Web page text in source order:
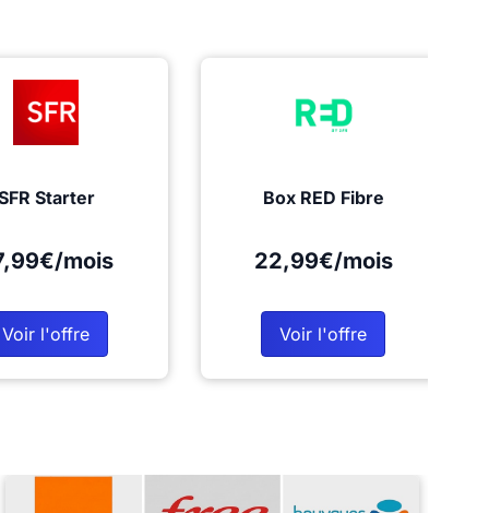
Starter
mois
Voir l'offre
Box RED Fibre
22,99€/mois
Voir l'offre